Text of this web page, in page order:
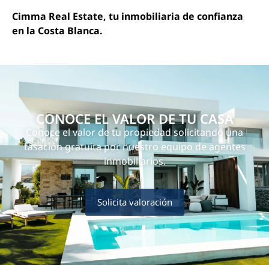
Cimma Real Estate, tu inmobiliaria de confianza
en la Costa Blanca.
CONOCE EL VALOR DE TU CASA
Conoce el valor de tu propiedad solicitando una
tasación gratuita por nuestro equipo de agentes
inmobiliarios.
Solicita valoración